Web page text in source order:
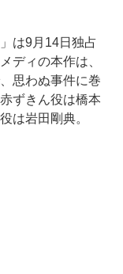
は9月14日独占
ディの本作は、
思わぬ事件に巻
ずきん役は橋本
は岩田剛典。